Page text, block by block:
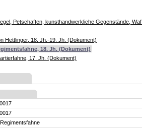
Petschaften, kunsthandwerkliche Gegenstände,
Hettlinger, 18. Jh.-19. Jh. (Dokument)
18. Jh. (Dokument)
17. Jh. (Dokument)